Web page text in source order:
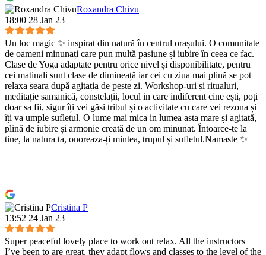
Roxandra Chivu
18:00 28 Jan 23
Un loc magic ✨ inspirat din natură în centrul orașului. O comunitate
de oameni minunați care pun multă pasiune și iubire în ceea ce fac.
Clase de Yoga adaptate pentru orice nivel și disponibilitate, pentru
cei matinali sunt clase de dimineață iar cei cu ziua mai plină se pot
relaxa seara după agitația de peste zi. Workshop-uri și ritualuri,
meditație samanică, constelații, locul in care indiferent cine ești, poți
doar sa fii, sigur îți vei găsi tribul și o activitate cu care vei rezona și
îți va umple sufletul. O lume mai mica in lumea asta mare și agitată,
plină de iubire și armonie creată de un om minunat. Întoarce-te la
tine, la natura ta, onoreaza-ți mintea, trupul și sufletul.Namaste ✨
Cristina P
13:52 24 Jan 23
Super peaceful lovely place to work out relax. All the instructors
I’ve been to are great, they adapt flows and classes to the level of the